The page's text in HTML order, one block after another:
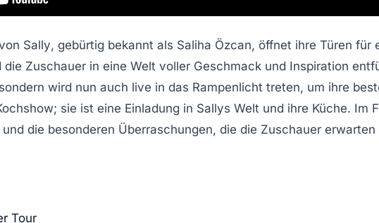
Sally, gebürtig bekannt als Saliha Özcan, öffnet ihre Türen für
die Zuschauer in eine Welt voller Geschmack und Inspiration
wird nun auch live in das Rampenlicht treten, um ihre
sie ist eine Einladung in Sallys Welt und ihre Küche.
die besonderen Überraschungen, die die Zuschauer erwarten
Tour